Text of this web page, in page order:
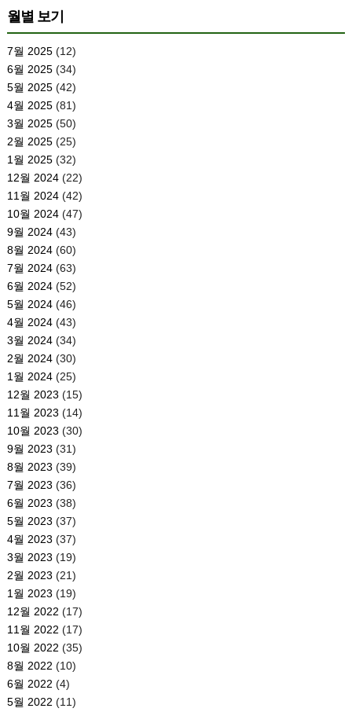
월별 보기
7월 2025(12)
6월 2025(34)
5월 2025(42)
4월 2025(81)
3월 2025(50)
2월 2025(25)
1월 2025(32)
12월 2024(22)
11월 2024(42)
10월 2024(47)
9월 2024(43)
8월 2024(60)
7월 2024(63)
6월 2024(52)
5월 2024(46)
4월 2024(43)
3월 2024(34)
2월 2024(30)
1월 2024(25)
12월 2023 (15)
11월 2023 (14)
10월 2023 (30)
9월 2023 (31)
8월 2023 (39)
7월 2023 (36)
6월 2023 (38)
5월 2023 (37)
4월 2023 (37)
3월 2023 (19)
2월 2023 (21)
1월 2023 (19)
12월 2022 (17)
11월 2022 (17)
10월 2022 (35)
8월 2022 (10)
6월 2022 (4)
5월 2022 (11)